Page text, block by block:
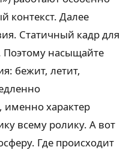
контекст. Далее
Статичный кадр для
насыщайте
бежит, летит,
именно характер
всему ролику. А вот
Где происходит